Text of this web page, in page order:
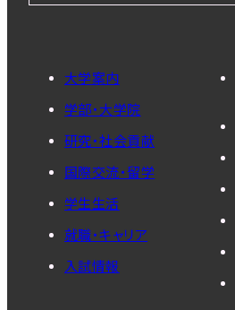
大学案内
学部・大学院
研究・社会貢献
国際交流・留学
学生生活
就職・キャリア
入試情報